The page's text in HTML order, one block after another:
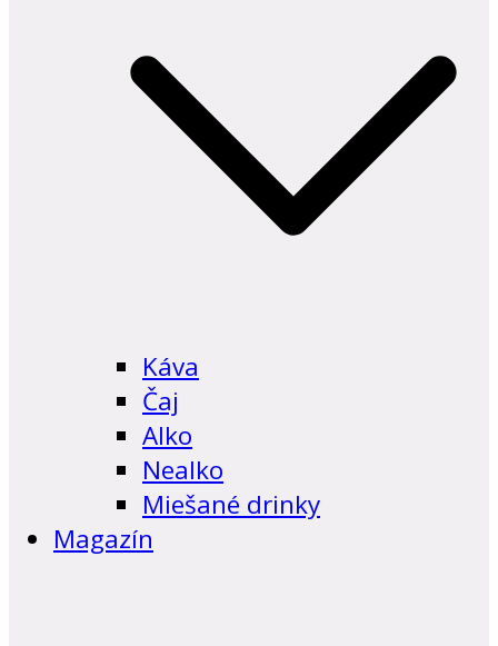
Káva
Čaj
Alko
Nealko
Miešané drinky
Magazín